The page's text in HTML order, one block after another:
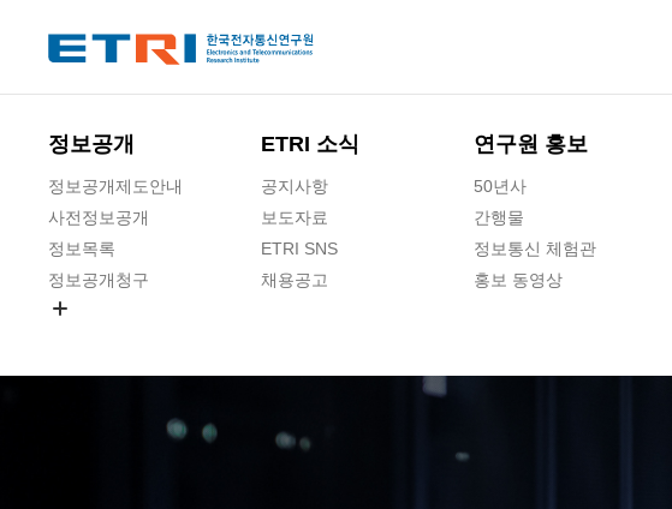
정보공개
정보공개제도안내
사전정보공개
정보목록
정보공개청구
ETRI 소식
공지사항
보도자료
ETRI SNS
채용공고
연구원 홍보
50년사
간행물
정보통신 체험관
홍보 동영상